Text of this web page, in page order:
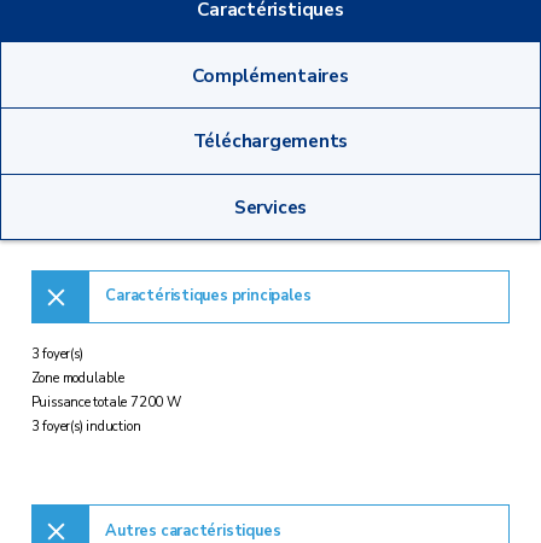
Caractéristiques
Complémentaires
Téléchargements
Services
Caractéristiques principales
3 foyer(s)
Zone modulable
Puissance totale 7200 W
3 foyer(s) induction
Autres caractéristiques